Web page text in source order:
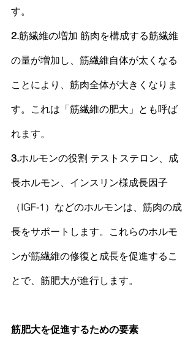
す。
2.筋繊維の増加 筋肉を構成する筋繊維
の量が増加し、筋繊維自体が太くなる
ことにより、 筋肉全体が大きくなりま
す。これは「筋繊維の肥大」とも呼ば
れます。
3.ホルモンの役割 テストステロン、 成
長ホルモン、 インスリン様成長因子
（IGF-1）などのホルモンは、 筋肉の成
長をサポートします。これらのホルモ
ンが筋繊維の修復と成長を促進するこ
とで、 筋肥大が進行します。
筋肥大を促進するための要素